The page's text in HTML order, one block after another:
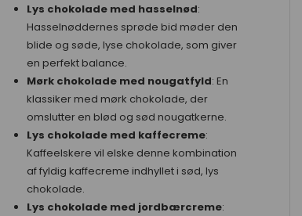
Lys chokolade med hasselnød:
Hasselnøddernes sprøde bid møder den
blide og søde, lyse chokolade, som giver
en perfekt balance.
Mørk chokolade med nougatfyld: En
klassiker med mørk chokolade, der
omslutter en blød og sød nougatkerne.
Lys chokolade med kaffecreme:
Kaffeelskere vil elske denne kombination
af fyldig kaffecreme indhyllet i sød, lys
chokolade.
Lys chokolade med jordbærcreme: